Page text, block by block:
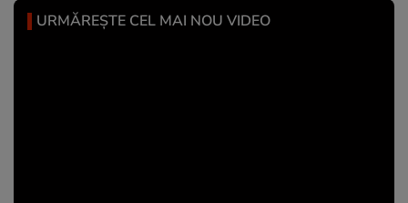
URMĂREȘTE CEL MAI NOU VIDEO